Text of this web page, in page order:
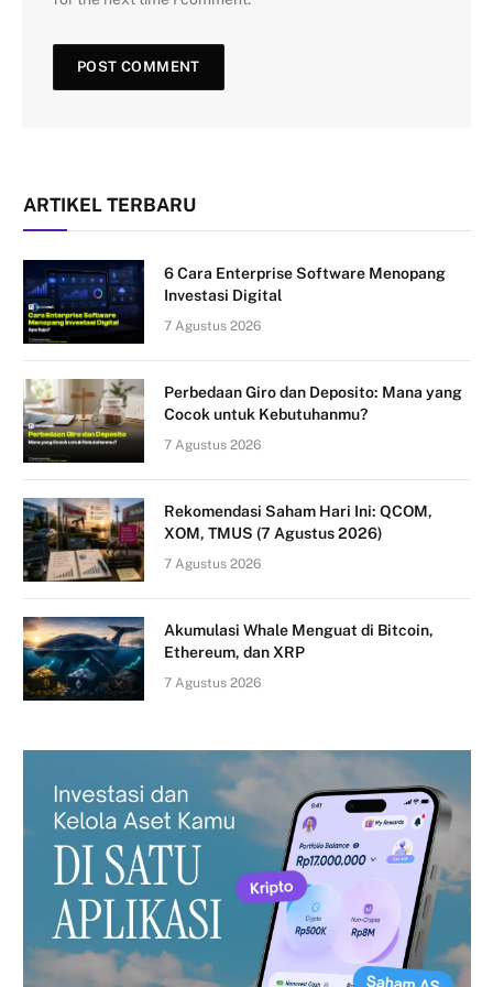
ARTIKEL TERBARU
6 Cara Enterprise Software Menopang
Investasi Digital
7 Agustus 2026
Perbedaan Giro dan Deposito: Mana yang
Cocok untuk Kebutuhanmu?
7 Agustus 2026
Rekomendasi Saham Hari Ini: QCOM,
XOM, TMUS (7 Agustus 2026)
7 Agustus 2026
Akumulasi Whale Menguat di Bitcoin,
Ethereum, dan XRP
7 Agustus 2026